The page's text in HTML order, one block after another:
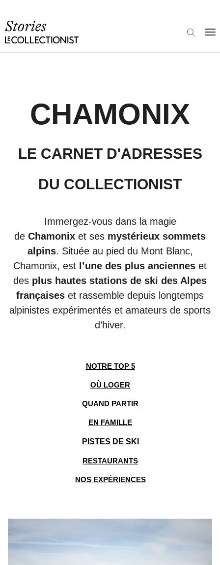
CHAMONIX
LE CARNET D'ADRESSES
DU COLLECTIONIST
Immergez-vous dans la magie
de Chamonix et ses mystérieux sommets
alpins. Située au pied du Mont Blanc,
Chamonix, est l’une des plus anciennes et
des plus hautes stations de ski des Alpes
françaises et rassemble depuis longtemps
alpinistes expérimentés et amateurs de sports
d’hiver.
NOTRE TOP 5
OÙ LOGER
QUAND PARTIR
EN FAMILLE
PISTES DE SKI
RESTAURANTS
NOS EXPÉRIENCES